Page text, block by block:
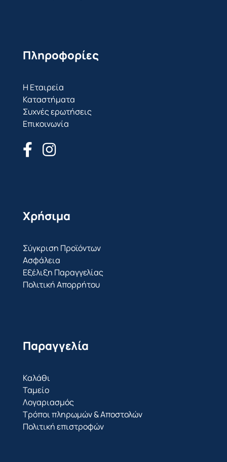
Πληροφορίες
Η Εταιρεία
Καταστήματα
Συχνές ερωτήσεις
Επικοινωνία
Χρήσιμα
Σύγκριση Προϊόντων
Ασφάλεια
Εξέλιξη Παραγγελίας
Πολιτική Απορρήτου
Παραγγελία
Καλάθι
Ταμείο
Λογαριασμός
Τρόποι πληρωμών & Αποστολών
Πολιτική επιστροφών